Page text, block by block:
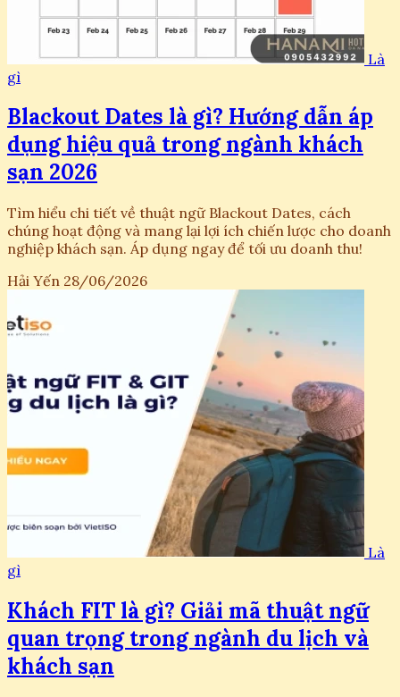
Là
gì
Blackout Dates là gì? Hướng dẫn áp
dụng hiệu quả trong ngành khách
sạn 2026
Tìm hiểu chi tiết về thuật ngữ Blackout Dates, cách
chúng hoạt động và mang lại lợi ích chiến lược cho doanh
nghiệp khách sạn. Áp dụng ngay để tối ưu doanh thu!
Hải Yến 28/06/2026
Là
gì
Khách FIT là gì? Giải mã thuật ngữ
quan trọng trong ngành du lịch và
khách sạn